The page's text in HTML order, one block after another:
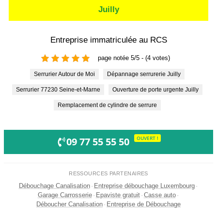
Juilly
Entreprise immatriculée au RCS
page notée 5/5 - (4 votes)
Serrurier Autour de Moi Dépannage serrurerie Juilly
Serrurier 77230 Seine-et-Marne Ouverture de porte urgente Juilly
Remplacement de cylindre de serrure
09 77 55 55 50 OUVERT !
RESSOURCES PARTENAIRES
Débouchage Canalisation · Entreprise débouchage Luxembourg ·
Garage Carrosserie · Epaviste gratuit · Casse auto ·
Déboucher Canalisation · Entreprise de Débouchage